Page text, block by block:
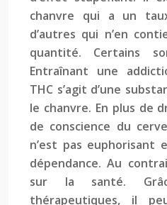
chanvre qui a un
d’autres qui n’en
quantité. Certains
Entraînant une
THC s’agit d’une
le chanvre. En plus de
de conscience du
n’est pas euphorisant
dépendance. Au
sur la santé.
thérapeutiques, il